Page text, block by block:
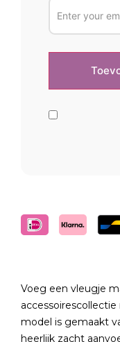
Voeg een vleugje
model is gemaakt
heerlijk zacht